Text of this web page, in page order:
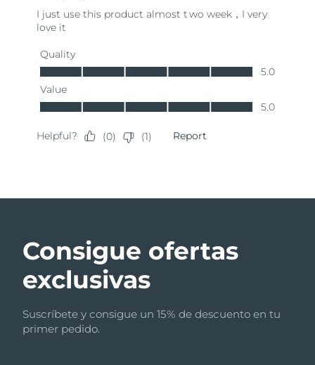
Consigue ofertas
exclusivas
Suscríbete y consigue un 15% de descuento en tu
primer pedido.